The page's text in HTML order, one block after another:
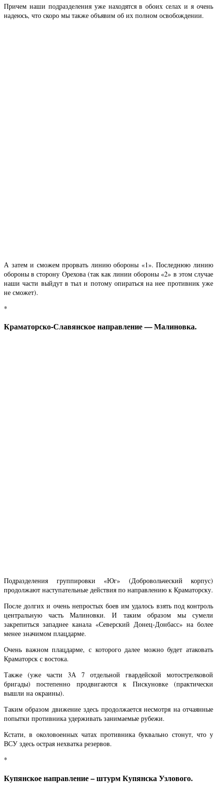
Причем наши подразделения уже находятся в обоих селах и я очень
надеюсь, что скоро мы также объявим об их полном освобождении.
А затем и сможем прорвать линию обороны «1». Последнюю линию
обороны в сторону Орехова (так как линии обороны «2» в этом случае
наши части выйдут в тыл и потому опираться на нее противник уже
не сможет).
*
Краматорско-Славянское направление — Малиновка.
Подразделения группировки «Юг» (Добровольческий корпус)
продолжают наступательные действия по направлению к Краматорску.
После долгих и очень непростых боев им удалось взять под контроль
центральную часть Малиновки. И таким образом мы сумели
закрепиться западнее канала «Северский Донец-Донбасс» на более
менее значимом плацдарме.
Очень важном плацдарме, с которого далее можно будет атаковать
Краматорск с востока.
Также (уже части 3А 7 отдельной гвардейской мотострелковой
бригады) постепенно продвигаются к Пискуновке (практически
вышли на окраины).
Таким образом движение здесь продолжается несмотря на отчаянные
попытки противника удерживать занимаемые рубежи.
Кстати, в околовоенных чатах противника буквально стонут, что у
ВСУ здесь острая нехватка резервов.
*
Купянское направление – штурм Купянска Узлового.